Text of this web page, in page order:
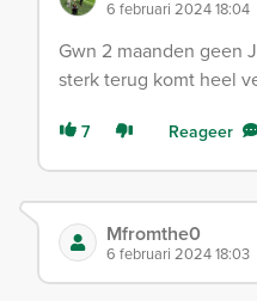
6 februari 2024 18:04
Gwn 2 maanden geen
sterk terug komt heel
7 Reageer
Mfromthe0
6 februari 2024 18:03